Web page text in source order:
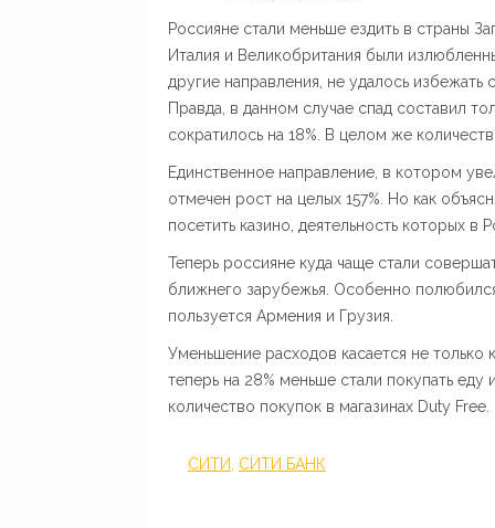
Россияне стали меньше ездить в страны
Италия и Великобритания были
другие направления, не удалось
Правда, в данном случае спад составил
сократилось на 18%. В целом же
Единственное направление, в котором
отмечен рост на целых 157%. Но как
посетить казино, деятельность которых в
Теперь россияне куда чаще стали
ближнего зарубежья. Особенно
пользуется Армения и Грузия.
Уменьшение расходов касается не
теперь на 28% меньше стали покупать
количество покупок в магазинах Duty Free.
СИТИ СИТИ БАНК